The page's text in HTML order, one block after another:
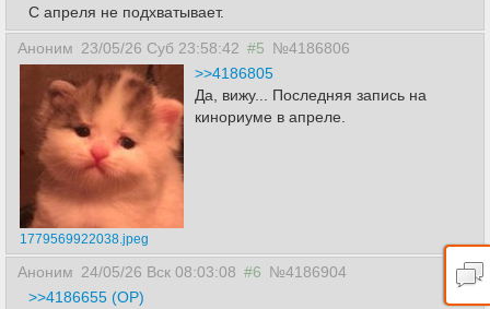
С апреля не подхватывает.
Аноним 23/05/26 Суб 23:58:42 #5 №4186806
1779569922038.jpeg
>>4186805
Да, вижу... Последняя запись на
кинориуме в апреле.
Аноним 24/05/26 Вск 08:03:08 #6 №4186904
>>4186655 (OP)